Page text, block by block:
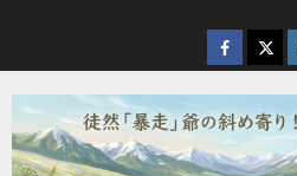
を
ス
キ
ッ
facebook
X